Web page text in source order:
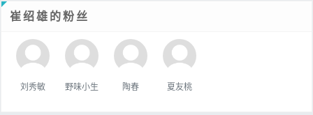
崔绍雄的粉丝
刘秀敏 野味小生 陶春 夏友桃